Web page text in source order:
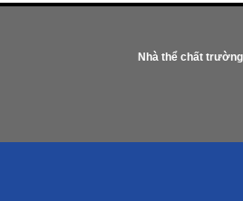
Nhà thể chất